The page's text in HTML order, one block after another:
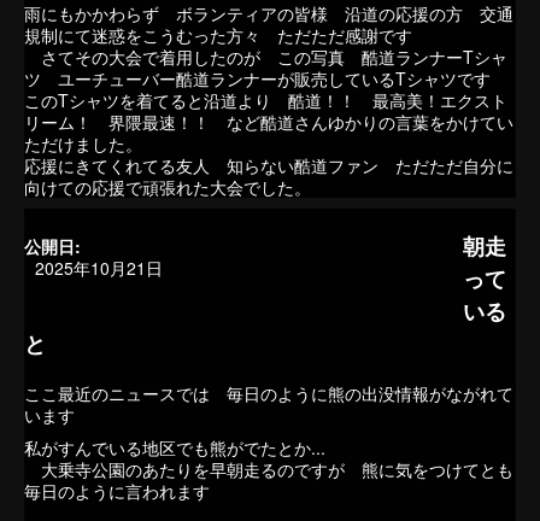
雨にもかかわらず ボランティアの皆様 沿道の応援の方 交通
規制にて迷惑をこうむった方々 ただただ感謝です
さてその大会で着用したのが この写真 酷道ランナーTシャ
ツ ユーチューバー酷道ランナーが販売しているTシャツです
このTシャツを着てると沿道より 酷道！！ 最高美！エクスト
リーム！ 界隈最速！！ など酷道さんゆかりの言葉をかけてい
ただけました。
応援にきてくれてる友人 知らない酷道ファン ただただ自分に
向けての応援で頑張れた大会でした。
公開日:
2025年10月21日
朝走
って
いる
と
ここ最近のニュースでは 毎日のように熊の出没情報がながれて
います
私がすんでいる地区でも熊がでたとか...
大乗寺公園のあたりを早朝走るのですが 熊に気をつけてとも
毎日のように言われます